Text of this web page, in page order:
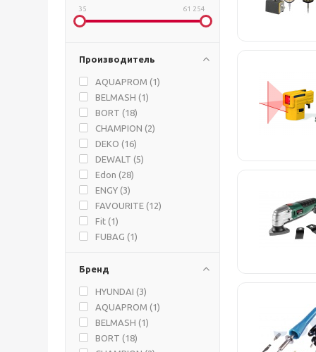
35 61 254
Производитель
AQUAPROM (1)
BELMASH (1)
BORT (18)
CHAMPION (2)
DEKO (16)
DEWALT (5)
Edon (28)
ENGY (3)
FAVOURITE (12)
Fit (1)
FUBAG (1)
Hammer (
HYUNDAI (
MASTER (
Бренд
HYUNDAI (3)
AQUAPROM (1)
BELMASH (1)
BORT (18)